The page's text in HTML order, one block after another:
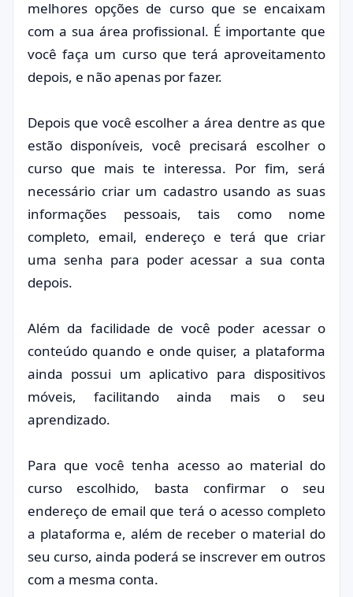
melhores opções de curso que se encaixam
com a sua área profissional. É importante que
você faça um curso que terá aproveitamento
depois, e não apenas por fazer.
Depois que você escolher a área dentre as que
estão disponíveis, você precisará escolher o
curso que mais te interessa. Por fim, será
necessário criar um cadastro usando as suas
informações pessoais, tais como nome
completo, email, endereço e terá que criar
uma senha para poder acessar a sua conta
depois.
Além da facilidade de você poder acessar o
conteúdo quando e onde quiser, a plataforma
ainda possui um aplicativo para dispositivos
móveis, facilitando ainda mais o seu
aprendizado.
Para que você tenha acesso ao material do
curso escolhido, basta confirmar o seu
endereço de email que terá o acesso completo
a plataforma e, além de receber o material do
seu curso, ainda poderá se inscrever em outros
com a mesma conta.